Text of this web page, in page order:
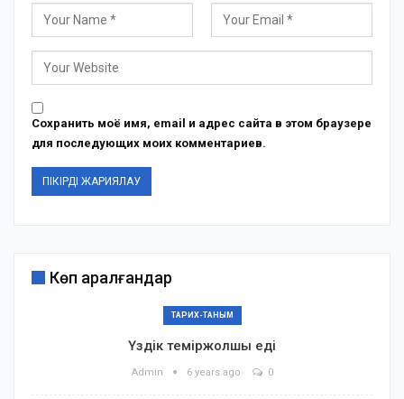
Сохранить моё имя, email и адрес сайта в этом браузере
для последующих моих комментариев.
Көп қаралғандар
ТАРИХ-ТАНЫМ
Үздік теміржолшы еді
Admin 6 years ago 0